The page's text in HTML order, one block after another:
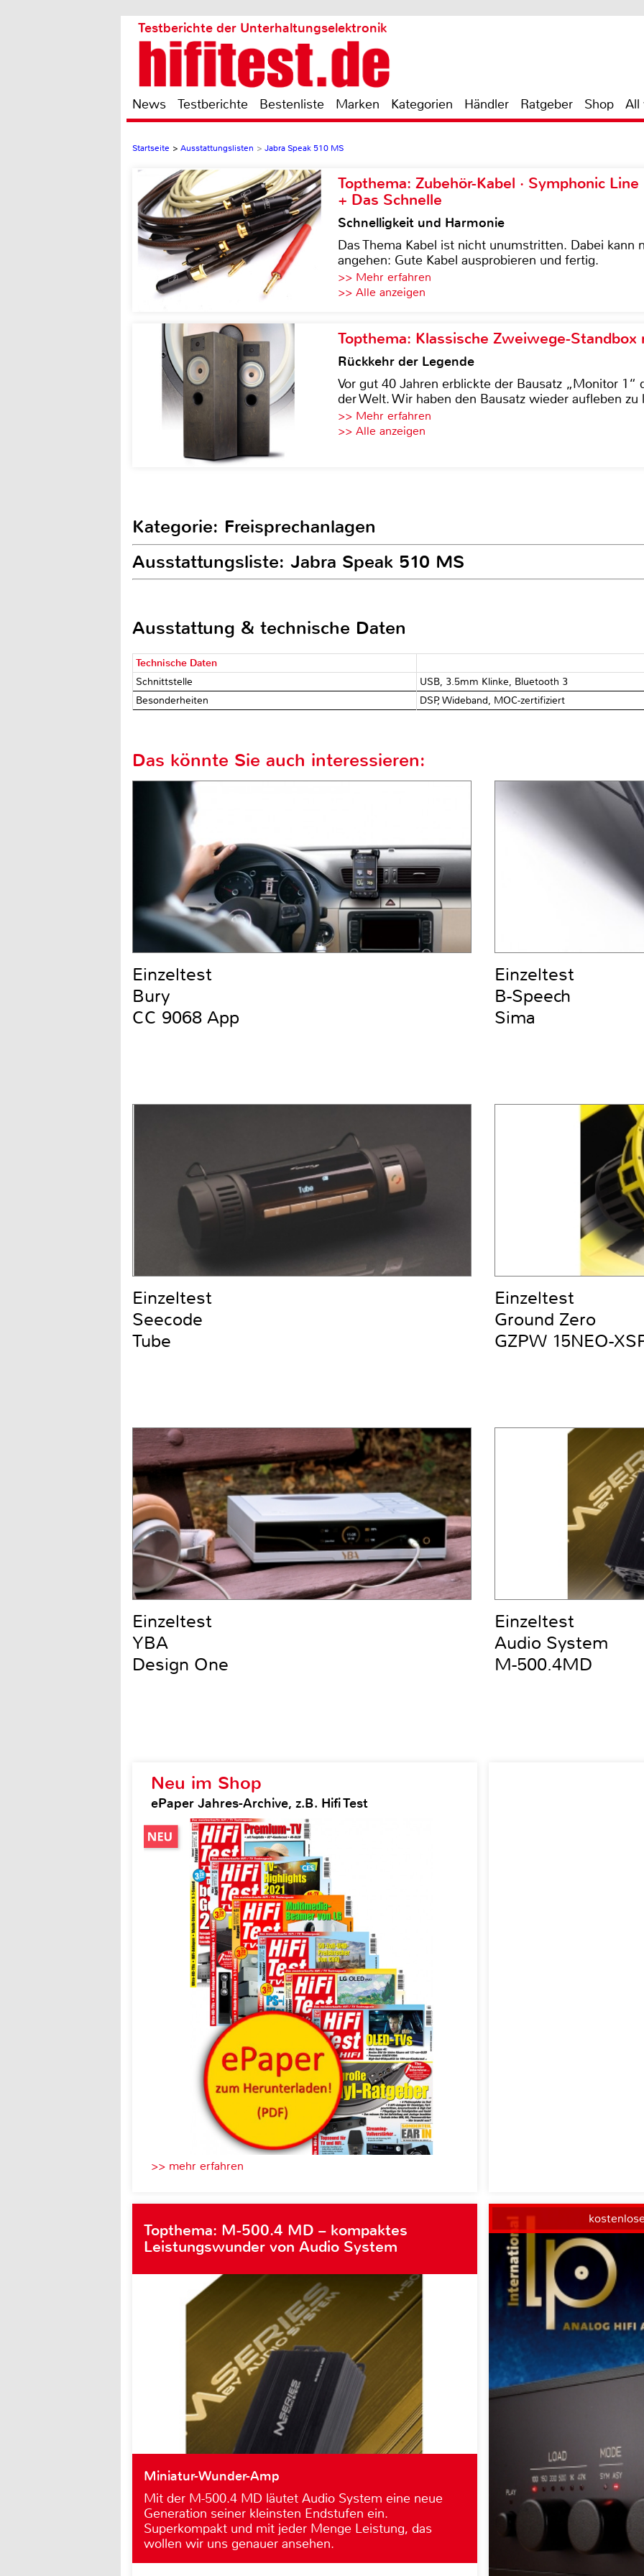
Testberichte der Unterhaltungselektronik
News Testberichte Bestenliste Marken Kategorien Händler Ratgeber Shop All
Startseite > Ausstattungslisten > Jabra Speak 510 MS
Topthema: Zubehör-Kabel · Symphonic
+ Das Schnelle
Schnelligkeit und Harmonie
Das Thema Kabel ist nicht unumstritten. Dabei kann
angehen: Gute Kabel ausprobieren und fertig.
>> Mehr erfahren
>> Alle anzeigen
Topthema: Klassische Zweiwege-
Rückkehr der Legende
Vor gut 40 Jahren erblickte der Bausatz „Monitor 1“
der Welt. Wir haben den Bausatz wieder aufleben zu
>> Mehr erfahren
>> Alle anzeigen
Kategorie: Freisprechanlagen
Ausstattungsliste: Jabra Speak 510 MS
Ausstattung & technische Daten
Technische Daten
Schnittstelle
USB, 3.5mm Klinke, Bluetooth 3
Besonderheiten
DSP, Wideband, MOC-zertifiziert
Neu im Shop
ePaper Jahres-Archive, z.B. Hifi Test
>> mehr erfahren
Topthema: M-500.4 MD – kompaktes
Leistungswunder von Audio System
Miniatur-Wunder-Amp
Mit der M-500.4 MD läutet Audio System eine neue
Generation seiner kleinsten Endstufen ein.
Superkompakt und mit jeder Menge Leistung, das
wollen wir uns genauer ansehen.
Das könnte Sie auch interessieren:
Einzeltest
Bury
CC 9068 App
Einzeltest
B-Speech
Sima
Einzeltest
Seecode
Tube
Einzeltest
Ground Zero
GZPW 15NEO-
Einzeltest
YBA
Design One
Einzeltest
Audio System
M-500.4MD